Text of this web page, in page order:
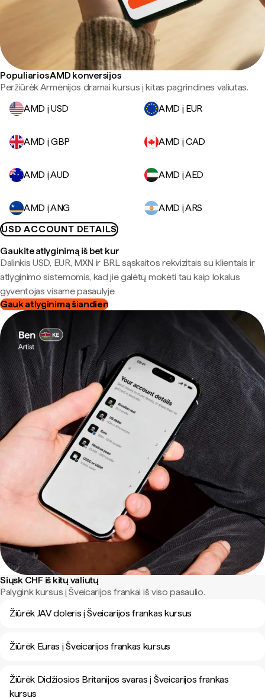
Populiarios AMD konversijos
Peržiūrėk Armėnijos dramai kursus į kitas pagrindines valiutas.
AMD į USD
AMD į EUR
AMD į GBP AMD į CAD
AMD į AUD AMD į AED
AMD į ANG
AMD į ARS
USD ACCOUNT DETAILS
Gaukite atlyginimą iš bet kur
Dalinkis USD, EUR, MXN ir BRL sąskaitos rekvizitais su klientais ir
atlyginimo sistemomis, kad jie galėtų mokėti tau kaip lokalus
gyventojas visame pasaulyje.
Gauk atlyginimą šiandien
Siųsk CHF iš kitų valiutų
Palygink kursus į Šveicarijos frankai iš viso pasaulio.
Žiūrėk JAV doleris į Šveicarijos frankas kursus
Žiūrėk Euras į Šveicarijos frankas kursus
Žiūrėk Didžiosios Britanijos svaras į Šveicarijos frankas
kursus